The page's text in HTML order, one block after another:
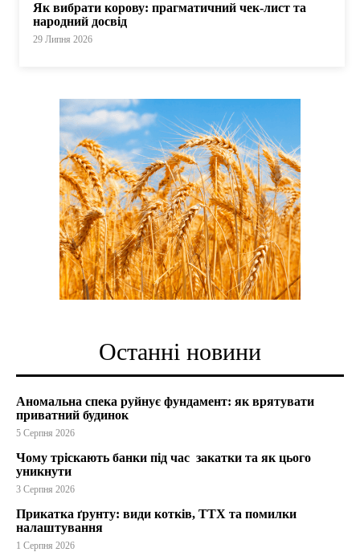
Як вибрати корову: прагматичний чек-лист та
народний досвід
29 Липня 2026
Останні новини
Аномальна спека руйнує фундамент: як врятувати
приватний будинок
5 Серпня 2026
Чому тріскають банки під час закатки та як цього
уникнути
3 Серпня 2026
Прикатка ґрунту: види котків, ТТХ та помилки
налаштування
1 Серпня 2026